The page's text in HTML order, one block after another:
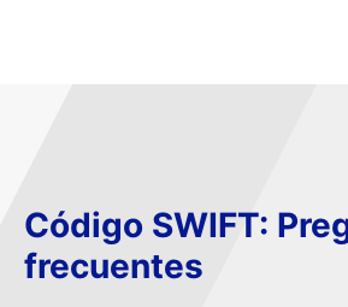
Código SWIFT:
frecuentes